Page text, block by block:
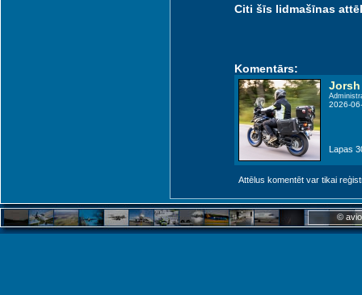
Citi šīs lidmašīnas
Komentārs:
Jorsh
2026-
Lapas
Attēlus komentēt var tikai
©